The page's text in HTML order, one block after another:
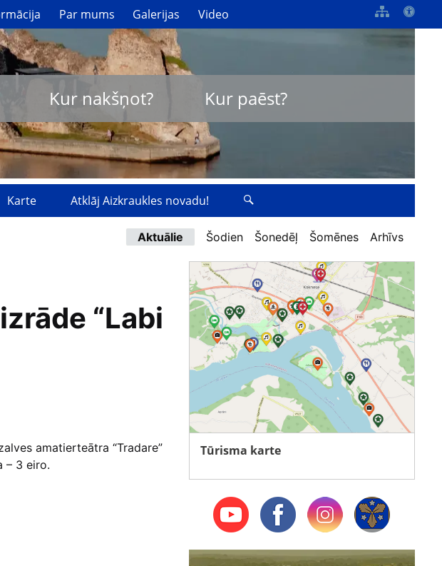
Par mums Galerijas Video
Kur nakšņot? Kur paēst?
Karte Atklāj Aizkraukles novadu!
Aktuālie Šodien Šonedēļ Šomēnes Arhīvs
“Labi
amatierteātra “Tradare”
– 3 eiro.
Tūrisma karte